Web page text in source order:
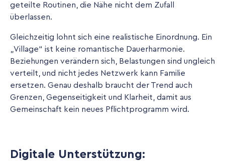
geteilte Routinen, die Nähe nicht dem Zufall
überlassen.
Gleichzeitig lohnt sich eine realistische Einordnung. Ein
„Village“ ist keine romantische Dauerharmonie.
Beziehungen verändern sich, Belastungen sind ungleich
verteilt, und nicht jedes Netzwerk kann Familie
ersetzen. Genau deshalb braucht der Trend auch
Grenzen, Gegenseitigkeit und Klarheit, damit aus
Gemeinschaft kein neues Pflichtprogramm wird.
Digitale Unterstützung: